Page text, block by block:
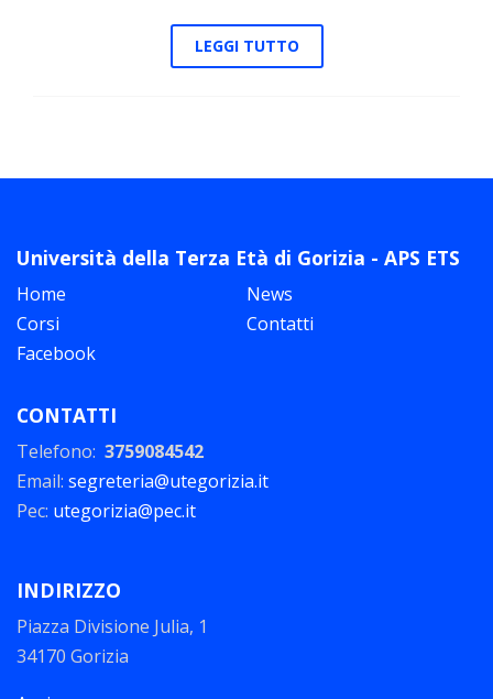
LEGGI TUTTO
Università della Terza Età di Gorizia - APS ETS
Home
News
Corsi
Contatti
Facebook
CONTATTI
Telefono: 3759084542
Email: segreteria@utegorizia.it
Pec: utegorizia@pec.it
INDIRIZZO
Piazza Divisione Julia, 1
34170 Gorizia